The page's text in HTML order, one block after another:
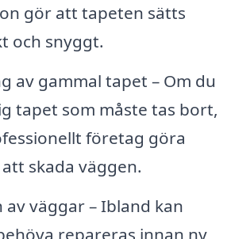
gör att tapeten sätts
och snyggt.
av gammal tapet – Om du
tapet som måste tas bort,
företag göra
skada väggen.
av väggar – Ibland kan
repareras innan ny